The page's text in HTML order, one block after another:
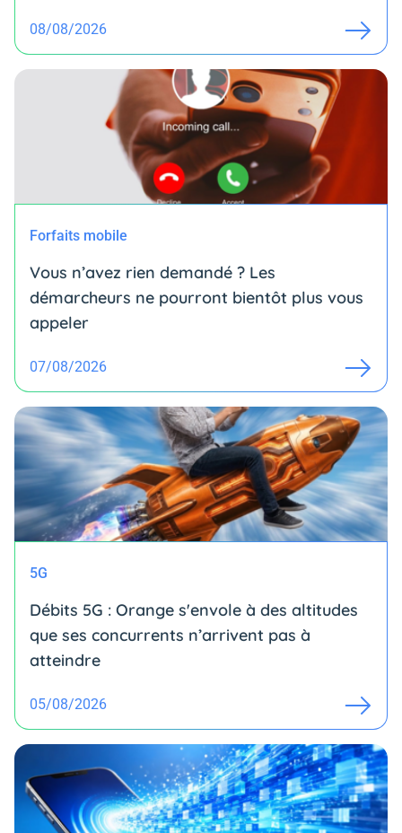
08/08/2026
Forfaits mobile
Vous n’avez rien demandé ? Les
démarcheurs ne pourront bientôt plus vous
appeler
07/08/2026
5G
Débits 5G : Orange s'envole à des altitudes
que ses concurrents n’arrivent pas à
atteindre
05/08/2026